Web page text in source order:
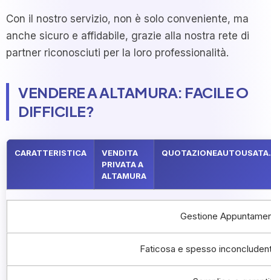
Con il nostro servizio, non è solo conveniente, ma
anche sicuro e affidabile, grazie alla nostra rete di
partner riconosciuti per la loro professionalità.
VENDERE A ALTAMURA: FACILE O
DIFFICILE?
CARATTERISTICA
VENDITA
PRIVATA A
ALTAMURA
Gestione
Faticosa e spesso